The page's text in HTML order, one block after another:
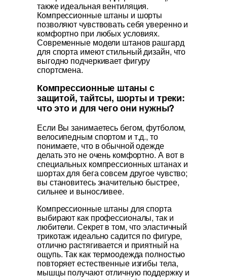
также идеальная вентиляция.
Компрессионные штаны и шорты
позволяют чувствовать себя уверенно и
комфортно при любых условиях.
Современные модели штанов рашгард
для спорта имеют стильный дизайн, что
выгодно подчеркивает фигуру
спортсмена.
Компрессионные штаны с
защитой, тайтсы, шорты и треки:
что это и для чего они нужны?
Если Вы занимаетесь бегом, футболом,
велосипедным спортом и т.д., то
понимаете, что в обычной одежде
делать это не очень комфортно. А вот в
специальных компрессионных штанах и
шортах для бега совсем другое чувство;
вы становитесь значительно быстрее,
сильнее и выносливее.
Компрессионные штаны для спорта
выбирают как профессионалы, так и
любители. Секрет в том, что эластичный
трикотаж идеально садится по фигуре,
отлично растягивается и приятный на
ощупь. Так как термоодежда полностью
повторяет естественные изгибы тела,
мышцы получают отличную поддержку и